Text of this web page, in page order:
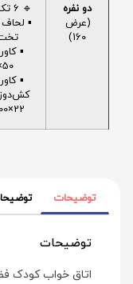
دو نفره
(عرض
160)
🔹 6 تکه شامل:
▪️
تخت
▪️
50×70
▪️
22×200×160
توضیحات
توضیحات
اتاق خواب کودک